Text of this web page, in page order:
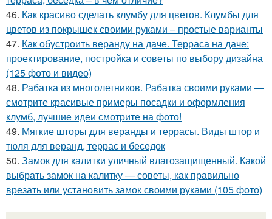
46. Как красиво сделать клумбу для цветов. Клумбы для
цветов из покрышек своими руками – простые варианты
47. Как обустроить веранду на даче. Терраса на даче:
проектирование, постройка и советы по выбору дизайна
(125 фото и видео)
48. Рабатка из многолетников. Рабатка своими руками —
смотрите красивые примеры посадки и оформления
клумб, лучшие идеи смотрите на фото!
49. Мягкие шторы для веранды и террасы. Виды штор и
тюля для веранд, террас и беседок
50. Замок для калитки уличный влагозащищенный. Какой
выбрать замок на калитку — советы, как правильно
врезать или установить замок своими руками (105 фото)